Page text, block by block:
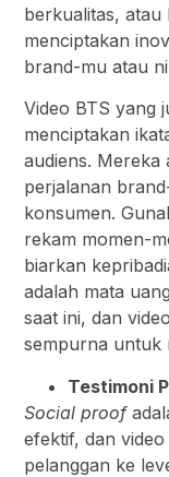
berkualitas, atau
menciptakan
brand-mu atau
Video BTS yang
menciptakan
audiens. Mereka
perjalanan
konsumen.
rekam momen-
biarkan
adalah mata
saat ini, dan
sempurna untuk
Testimoni
Social proof
efektif, dan
pelanggan ke